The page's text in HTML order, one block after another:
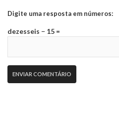
Digite uma resposta em números:
dezesseis − 15 =